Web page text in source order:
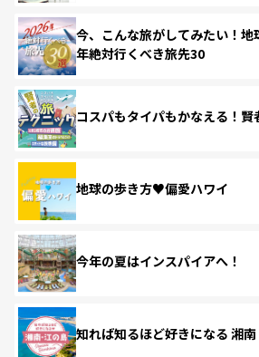
今、こんな旅がしてみたい！
年絶対行くべき旅先30
コスパもタイパもかなえる！賢
地球の歩き方♥偏愛ハワイ
今年の夏はインスパイアへ！
知れば知るほど好きになる 湘